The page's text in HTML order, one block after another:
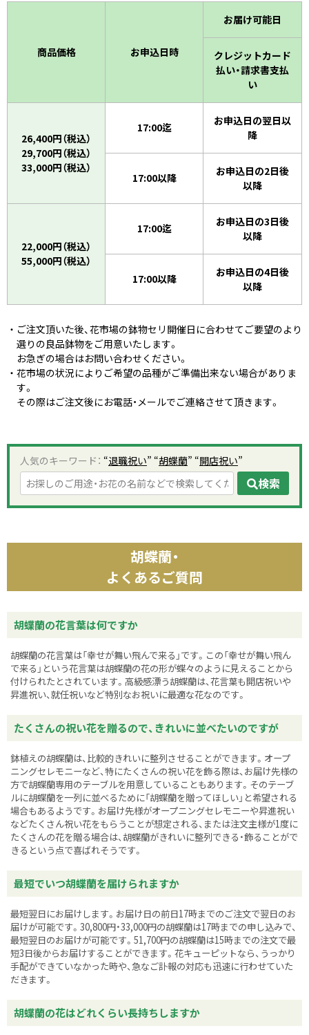
商品価格 お申込日時
お届け可能日
クレジットカード
払い・請求書支払
い
26,400円（税込）
29,700円（税込）
33,000円（税込）
17:00迄
お申込日の翌日以
降
17:00以降
お申込日の2日後
以降
22,000円（税込）
55,000円（税込）
17:00迄
お申込日の3日後
以降
17:00以降
お申込日の4日後
以降
ご注文頂いた後、花市場の鉢物セリ開催日に合わせてご要望のより
選りの良品鉢物をご用意いたします。
お急ぎの場合はお問い合わせください。
花市場の状況によりご希望の品種がご準備出来ない場合がありま
す。
その際はご注文後にお電話・メールでご連絡させて頂きます。
人気のキーワード： “退職祝い” “胡蝶蘭” “開店祝い”
検索
胡蝶蘭・
よくあるご質問
胡蝶蘭の花言葉は何ですか
胡蝶蘭の花言葉は「幸せが舞い飛んで来る」です。この「幸せが舞い飛ん
で来る」という花言葉は胡蝶蘭の花の形が蝶々のように見えることから
付けられたとされています。高級感漂う胡蝶蘭は、花言葉も開店祝いや
昇進祝い、就任祝いなど特別なお祝いに最適な花なのです。
たくさんの祝い花を贈るので、きれいに並べたいのですが
鉢植えの胡蝶蘭は、比較的きれいに整列させることができます。オープ
ニングセレモニーなど、特にたくさんの祝い花を飾る際は、お届け先様の
方で胡蝶蘭専用のテーブルを用意していることもあります。そのテーブ
ルに胡蝶蘭を一列に並べるために「胡蝶蘭を贈ってほしい」と希望される
場合もあるようです。お届け先様がオープニングセレモニーや昇進祝い
などたくさん祝い花をもらうことが想定される、または注文主様が1度に
たくさんの花を贈る場合は、胡蝶蘭がきれいに整列できる・飾ることがで
きるという点で喜ばれそうです。
最短でいつ胡蝶蘭を届けられますか
最短翌日にお届けします。お届け日の前日17時までのご注文で翌日のお
届けが可能です。30,800円・33,000円の胡蝶蘭は17時までの申し込みで、
最短翌日のお届けが可能です。51,700円の胡蝶蘭は15時までの注文で最
短3日後からお届けすることができます。花キューピットなら、うっかり
手配ができていなかった時や、急なご訃報の対応も迅速に行わせていた
だきます。
胡蝶蘭の花はどれくらい長持ちしますか